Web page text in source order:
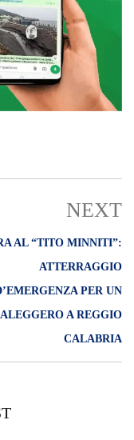
NEXT
AL “TITO MINNITI”:
ATTERRAGGIO
PER UN
A REGGIO
CALABRIA